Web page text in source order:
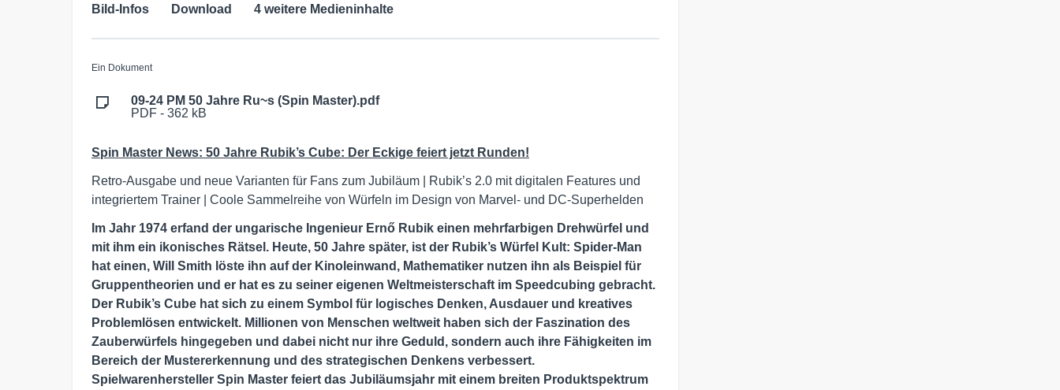
Bild-Infos Download 4 weitere Medieninhalte
Ein Dokument
09-24 PM 50 Jahre Ru~s (Spin Master).pdf
PDF - 362 kB
Spin Master News: 50 Jahre Rubik’s Cube: Der Eckige feiert jetzt Runden!
Retro-Ausgabe und neue Varianten für Fans zum Jubiläum | Rubik’s 2.0 mit digitalen Features und
integriertem Trainer | Coole Sammelreihe von Würfeln im Design von Marvel- und DC-Superhelden
Im Jahr 1974 erfand der ungarische Ingenieur Ernő Rubik einen mehrfarbigen Drehwürfel und
mit ihm ein ikonisches Rätsel. Heute, 50 Jahre später, ist der Rubik’s Würfel Kult: Spider-Man
hat einen, Will Smith löste ihn auf der Kinoleinwand, Mathematiker nutzen ihn als Beispiel für
Gruppentheorien und er hat es zu seiner eigenen Weltmeisterschaft im Speedcubing gebracht.
Der Rubik’s Cube hat sich zu einem Symbol für logisches Denken, Ausdauer und kreatives
Problemlösen entwickelt. Millionen von Menschen weltweit haben sich der Faszination des
Zauberwürfels hingegeben und dabei nicht nur ihre Geduld, sondern auch ihre Fähigkeiten im
Bereich der Mustererkennung und des strategischen Denkens verbessert.
Spielwarenhersteller Spin Master feiert das Jubiläumsjahr mit einem breiten Produktspektrum